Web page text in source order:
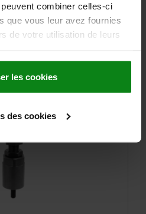
combiner celles-ci
que vous leur avez fournies
de votre utilisation de leurs
les cookies
des cookies
SW1=30 G=M10 C=25 D=40